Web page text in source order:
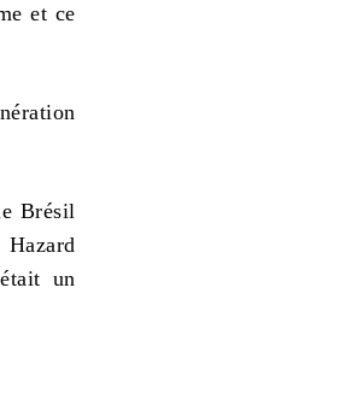
et ce
Brésil
un